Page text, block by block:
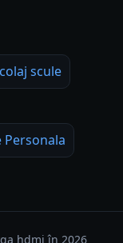
scule
hdmi în 2026